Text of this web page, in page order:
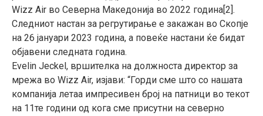
Wizz Air во Северна Македонија во 2022 година[2].
Следниот настан за регрутирање е закажан во Скопје
на 26 јануари 2023 година, а повеќе настани ќе бидат
објавени следната година.
Evelin Jeckel, вршителка на должноста директор за
мрежа во Wizz Air, изјави: “Горди сме што со нашата
компанија летаа импресивен број на патници во текот
на 11те години од кога сме присутни на северно